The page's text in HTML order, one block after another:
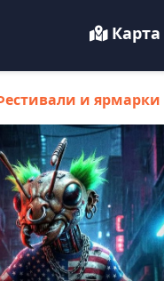
Карта
и ярмарки